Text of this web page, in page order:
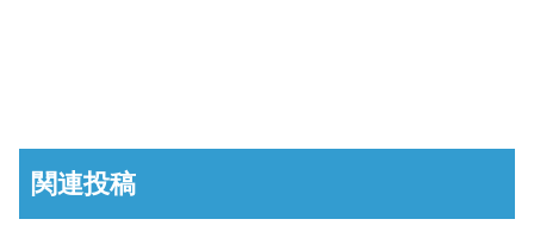
関連投稿